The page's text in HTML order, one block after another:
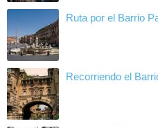
Ruta por el Barrio
Recorriendo el